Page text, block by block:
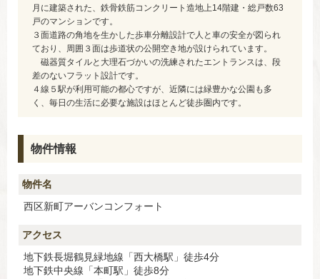
月に建築された、鉄骨鉄筋コンクリート造地上14階建・総戸数63
戸のマンションです。
３面道路の角地を生かした歩車分離設計で人と車の安全が図られ
ており、周囲３面は歩道状の公開空き地が設けられています。
磁器質タイルと大理石づかいの洗練されたエントランスは、段
差のないフラット設計です。
４線５駅が利用可能の都心ですが、近隣には緑豊かな公園も多
く、毎日の生活に必要な施設はほとんど徒歩圏内です。
物件情報
物件名
西区新町アーバンコンフォート
アクセス
地下鉄長堀鶴見緑地線「西大橋駅」徒歩4分
地下鉄中央線「本町駅」徒歩8分